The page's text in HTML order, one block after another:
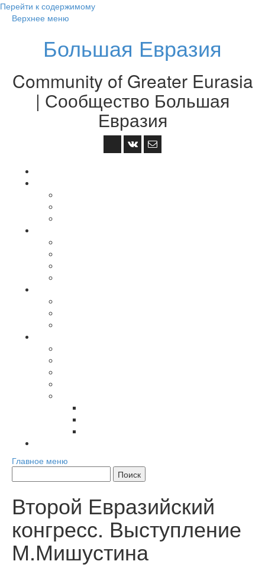
Перейти к содержимому
Верхнее меню
Большая Евразия
Community of Greater Eurasia
| Сообщество Большая
Евразия
Главное меню
Второй Евразийский
конгресс. Выступление
М.Мишустина